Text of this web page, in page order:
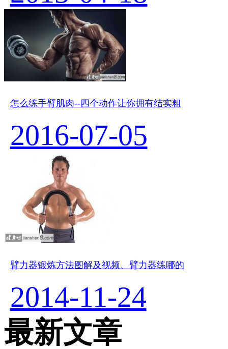
怎么练手臂肌肉--四个动作让你拥有结实粗
2016-07-05
臂力器锻炼方法图解及视频、臂力器练哪的
2014-11-24
最新文章